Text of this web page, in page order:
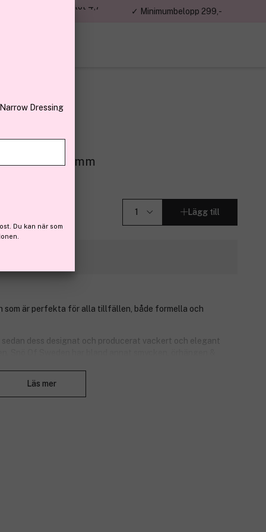
kunder – Trustpilot 4,7
✓ Minimumbelopp 299,-
Silver 15mm
Lägg till
som är perfekta för alla tillfällen, både formella och
dess designat och producerat vackert och elegant
Läs mer
Dressing
Du kan när som